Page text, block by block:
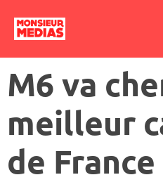
M6 va
meilleur
de France